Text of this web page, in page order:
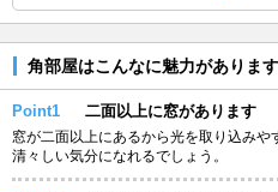
角部屋はこんなに魅力があります
Point1 二面以上に窓があります
窓が二面以上にあるから光を取り込みや
清々しい気分になれるでしょう。